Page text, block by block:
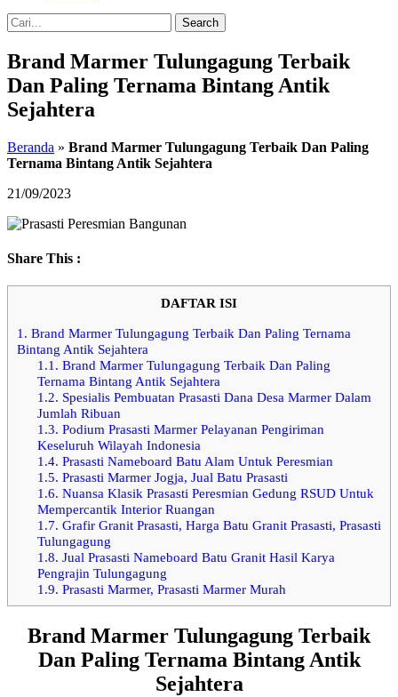
Search
Brand Marmer Tulungagung Terbaik
Dan Paling Ternama Bintang Antik
Sejahtera
Beranda » Brand Marmer Tulungagung Terbaik Dan Paling
Ternama Bintang Antik Sejahtera
21/09/2023
Share This :
DAFTAR ISI
1. Brand Marmer Tulungagung Terbaik Dan Paling Ternama
Bintang Antik Sejahtera
1.1. Brand Marmer Tulungagung Terbaik Dan Paling
Ternama Bintang Antik Sejahtera
1.2. Spesialis Pembuatan Prasasti Dana Desa Marmer Dalam
Jumlah Ribuan
1.3. Podium Prasasti Marmer Pelayanan Pengiriman
Keseluruh Wilayah Indonesia
1.4. Prasasti Nameboard Batu Alam Untuk Peresmian
1.5. Prasasti Marmer Jogja, Jual Batu Prasasti
1.6. Nuansa Klasik Prasasti Peresmian Gedung RSUD Untuk
Mempercantik Interior Ruangan
1.7. Grafir Granit Prasasti, Harga Batu Granit Prasasti, Prasasti
Tulungagung
1.8. Jual Prasasti Nameboard Batu Granit Hasil Karya
Pengrajin Tulungagung
1.9. Prasasti Marmer, Prasasti Marmer Murah
Brand Marmer Tulungagung Terbaik
Dan Paling Ternama Bintang Antik
Sejahtera